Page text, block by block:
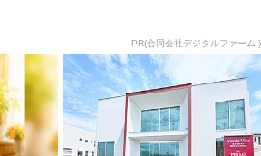
PR(合同会社デジタルファーム )